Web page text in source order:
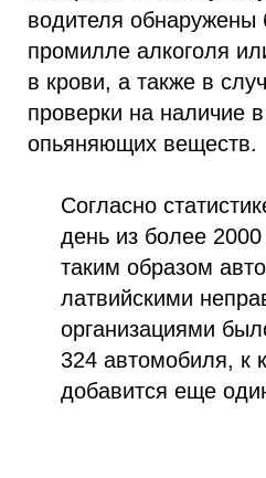
водителя
промилле алкоголя
в крови, а также в
проверки на наличие
опьяняющих веществ.
Согласно
день из более
таким образом
латвийскими
организациями
324 автомобиля, к
добавится еще